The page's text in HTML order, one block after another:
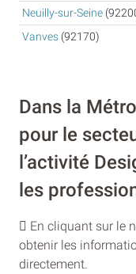
Neuilly-sur-Seine
Vanves (92170)
Dans la
pour le
l’activité
les
En cliquant sur le
obtenir les
directement.